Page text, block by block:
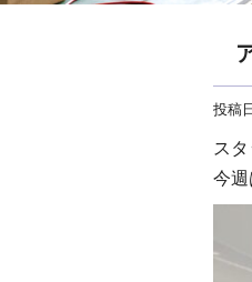
投稿日
ス
今週